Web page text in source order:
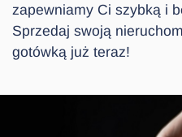
zapewniamy Ci szybką i
Sprzedaj swoją
gotówką już teraz!